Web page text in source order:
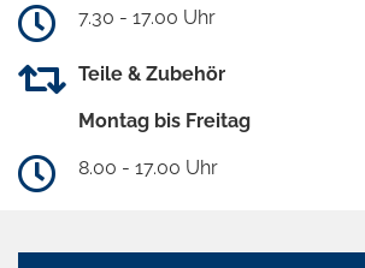
7.30 - 17.00 Uhr
Teile & Zubehör
Montag bis Freitag
8.00 - 17.00 Uhr